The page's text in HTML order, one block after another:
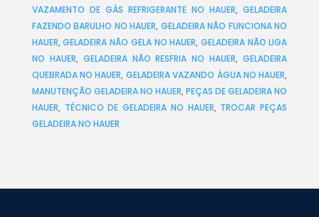
VAZAMENTO DE GÁS REFRIGERANTE NO HAUER,GELADEIRA
FAZENDO BARULHO NO HAUER, GELADEIRA NÃO FUNCIONA NO
HAUER,GELADEIRA NÃO GELA NO HAUER, GELADEIRA NÃO LIGA
NO HAUER, GELADEIRA NÃO RESFRIA NO HAUER,GELADEIRA
QUEBRADA NO HAUER, GELADEIRA VAZANDO ÁGUA NO HAUER,
MANUTENÇÃO GELADEIRA NO HAUER,PEÇAS DE GELADEIRA NO
HAUER, TÉCNICO DE GELADEIRA NO HAUER, TROCAR PEÇAS
GELADEIRA NO HAUER